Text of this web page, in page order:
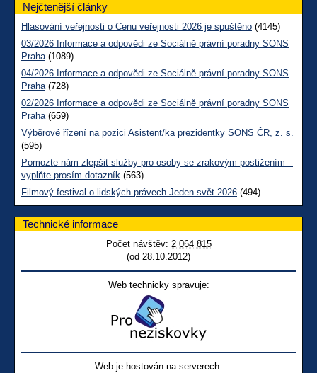
Nejčtenější články
Hlasování veřejnosti o Cenu veřejnosti 2026 je spuštěno (4145)
03/2026 Informace a odpovědi ze Sociálně právní poradny SONS
Praha(1089)
04/2026 Informace a odpovědi ze Sociálně právní poradny SONS
Praha(728)
02/2026 Informace a odpovědi ze Sociálně právní poradny SONS
Praha(659)
Výběrové řízení na pozici Asistent/ka prezidentky SONS ČR, z. s.
(595)
Pomozte nám zlepšit služby pro osoby se zrakovým postižením –
vyplňte prosím dotazník (563)
Filmový festival o lidských právech Jeden svět 2026 (494)
Technické informace
Počet návštěv: 2 064 815
(od 28.10.2012)
Web technicky spravuje:
Web je hostován na serverech: